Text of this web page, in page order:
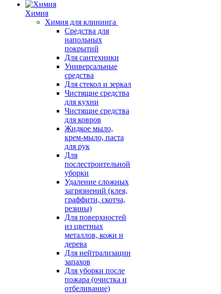
Химия
Химия для клининга
Средства для
напольных
покрытий
Для сантехники
Универсальные
средства
Для стекол и зеркал
Чистящие средства
для кухни
Чистящие средства
для ковров
Жидкое мыло,
крем-мыло, паста
для рук
Для
послестроительной
уборки
Удаление сложных
загрязнений (клея,
граффити, скотча,
резины)
Для поверхностей
из цветных
металлов, кожи и
дерева
Для нейтрализации
запахов
Для уборки после
пожара (очистка и
отбеливание)